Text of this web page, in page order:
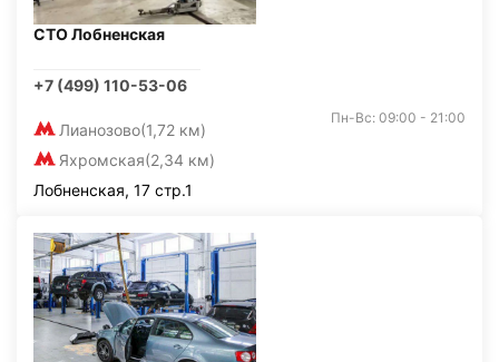
СТО Лобненская
+7 (499) 110-53-06
Лианозово(1,72 км)
Яхромская(2,34 км)
Пн-Вс: 09:00 - 21:00
Лобненская, 17 стр.1